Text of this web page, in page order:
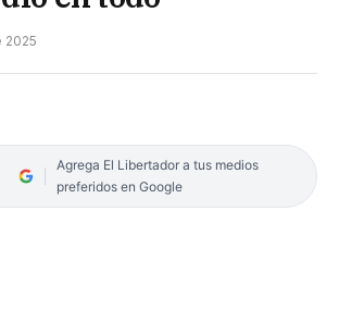
2025
Agrega El Libertador a tus medios
preferidos en Google